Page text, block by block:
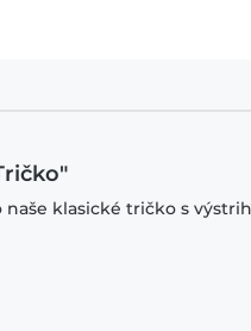
klasické tričko s